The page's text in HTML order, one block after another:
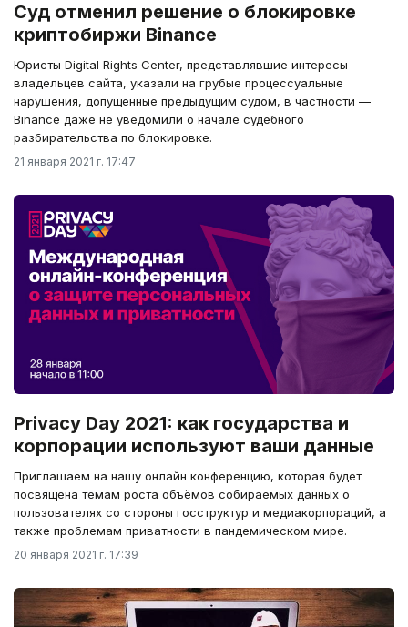
Суд отменил решение о блокировке
криптобиржи Binance
Юристы Digital Rights Center, представлявшие интересы
владельцев сайта, указали на грубые процессуальные
нарушения, допущенные предыдущим судом, в частности —
Binance даже не уведомили о начале судебного
разбирательства по блокировке.
21 января 2021 г. 17:47
Privacy Day 2021: как государства и
корпорации используют ваши данные
Приглашаем на нашу онлайн конференцию, которая будет
посвящена темам роста объёмов собираемых данных о
пользователях со стороны госструктур и медиакорпораций, а
также проблемам приватности в пандемическом мире.
20 января 2021 г. 17:39